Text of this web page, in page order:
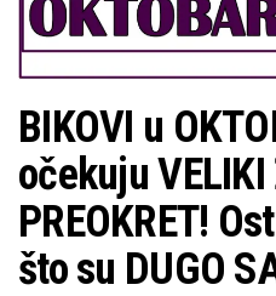
BIKOVI u
očekuju VELIKI
PREOKRET!
što su DUGO